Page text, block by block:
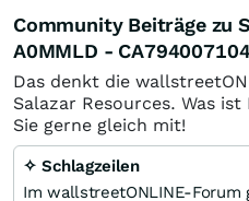
Community Beiträge zu
A0MMLD -
Das denkt die
Salazar Resources. Was
Sie gerne gleich mit!
✧ Schlagzeilen
Im wallstreetONLINE-